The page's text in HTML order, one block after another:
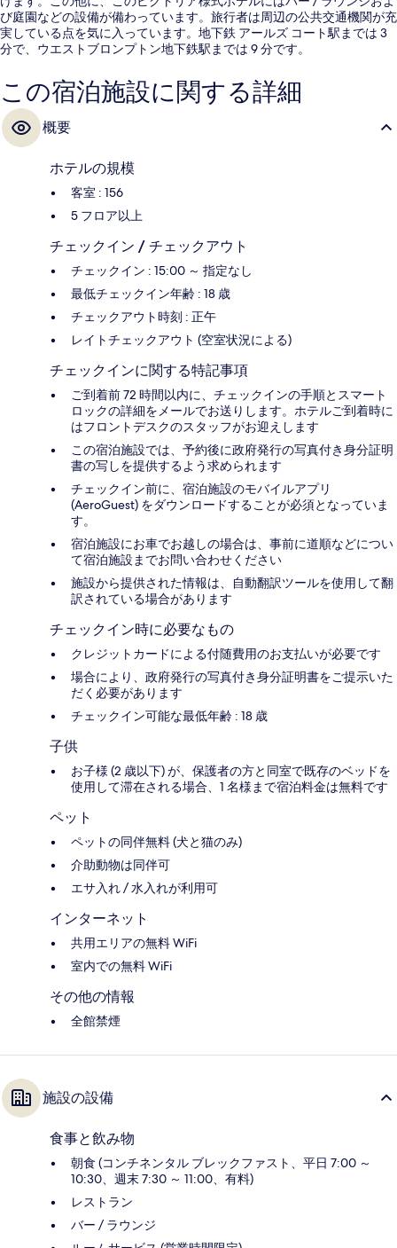
び庭園などの設備が備わっています。旅行者は周辺の公共交通機関が充
実している点を気に入っています。地下鉄 アールズ コート駅までは 3
分で、ウエストブロンプトン地下鉄駅までは 9 分です。
この宿泊施設に関する詳細
概要
ホテルの規模
客室 : 156
5 フロア以上
チェックイン / チェックアウト
チェックイン : 15:00 ～ 指定なし
最低チェックイン年齢 : 18 歳
チェックアウト時刻 : 正午
レイトチェックアウト (空室状況による)
チェックインに関する特記事項
ご到着前 72 時間以内に、チェックインの手順とスマート
ロックの詳細をメールでお送りします。ホテルご到着時に
はフロントデスクのスタッフがお迎えします
この宿泊施設では、予約後に政府発行の写真付き身分証明
書の写しを提供するよう求められます
チェックイン前に、宿泊施設のモバイルアプリ
(AeroGuest) をダウンロードすることが必須となっていま
す。
宿泊施設にお車でお越しの場合は、事前に道順などについ
て宿泊施設までお問い合わせください
施設から提供された情報は、自動翻訳ツールを使用して翻
訳されている場合があります
チェックイン時に必要なもの
クレジットカードによる付随費用のお支払いが必要です
場合により、政府発行の写真付き身分証明書をご提示いた
だく必要があります
チェックイン可能な最低年齢 : 18 歳
子供
お子様 (2 歳以下) が、保護者の方と同室で既存のベッドを
使用して滞在される場合、1 名様まで宿泊料金は無料です
ペット
ペットの同伴無料 (犬と猫のみ)
介助動物は同伴可
エサ入れ / 水入れが利用可
インターネット
共用エリアの無料 WiFi
室内での無料 WiFi
その他の情報
全館禁煙
施設の設備
食事と飲み物
朝食 (コンチネンタル ブレックファスト、平日 7:00 ～
10:30、週末 7:30 ～ 11:00、有料)
レストラン
バー / ラウンジ